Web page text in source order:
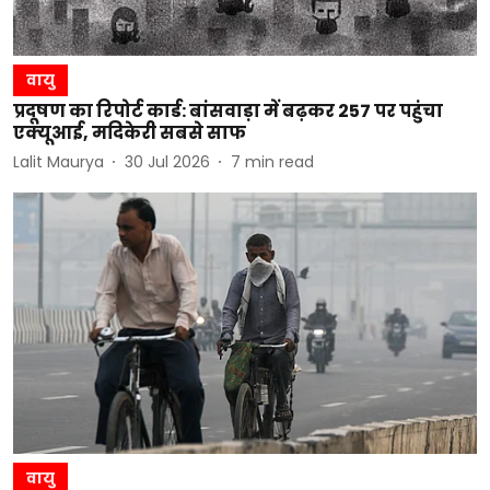
वायु
प्रदूषण का रिपोर्ट कार्ड: बांसवाड़ा में बढ़कर 257 पर पहुंचा
एक्यूआई, मदिकेरी सबसे साफ
Lalit Maurya 30 Jul 2026 7 min read
वायु